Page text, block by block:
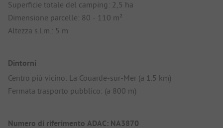
Superficie totale del camping: 2,5 ha
Dimensione parcelle: 80 - 110 m²
Altezza s.l.m.: 5 m
Dintorni
Centro più vicino: La Couarde-sur-Mer (a 1.5 km)
Fermata trasporto pubblico: (a 800 m)
Numero di riferimento ADAC: NA3870